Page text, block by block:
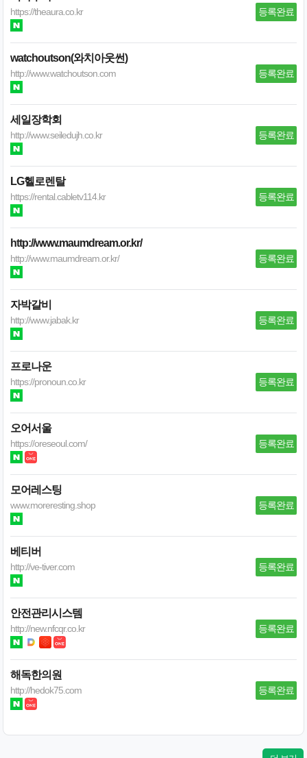
https://theaura.co.kr 등록완료
watchoutson(와치아웃썬)
http://www.watchoutson.com 등록완료
세일장학회
http://www.seiledujh.co.kr 등록완료
LG헬로렌탈
https://rental.cabletv114.kr 등록완료
http://www.maumdream.or.kr/
http://www.maumdream.or.kr/ 등록완료
자박갈비
http://www.jabak.kr 등록완료
프로나운
https://pronoun.co.kr 등록완료
오어서울
https://oreseoul.com/ 등록완료
모어레스팅
www.moreresting.shop 등록완료
베티버
http://ve-tiver.com 등록완료
안전관리시스템
http://new.nfcqr.co.kr 등록완료
해독한의원
http://hedok75.com 등록완료